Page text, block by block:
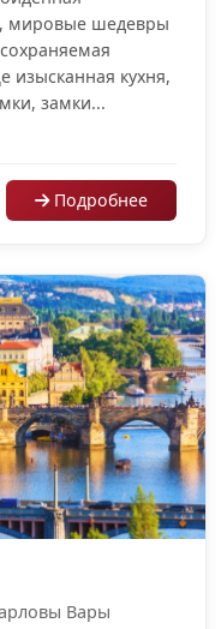
мировые шедевры
изысканная кухня,
замки...
Подробнее
Вары